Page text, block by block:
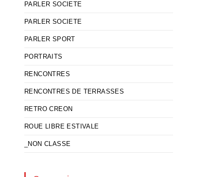
PARLER SOCIETE
PARLER SOCIETE
PARLER SPORT
PORTRAITS
RENCONTRES
RENCONTRES DE TERRASSES
RETRO CREON
ROUE LIBRE ESTIVALE
_NON CLASSE